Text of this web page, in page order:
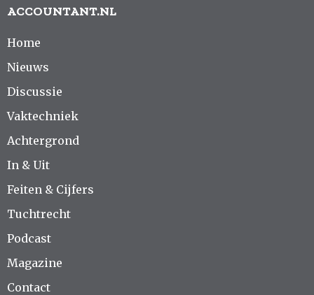
ACCOUNTANT.NL
Home
Nieuws
Discussie
Vaktechniek
Achtergrond
In & Uit
Feiten & Cijfers
Tuchtrecht
Podcast
Magazine
Contact